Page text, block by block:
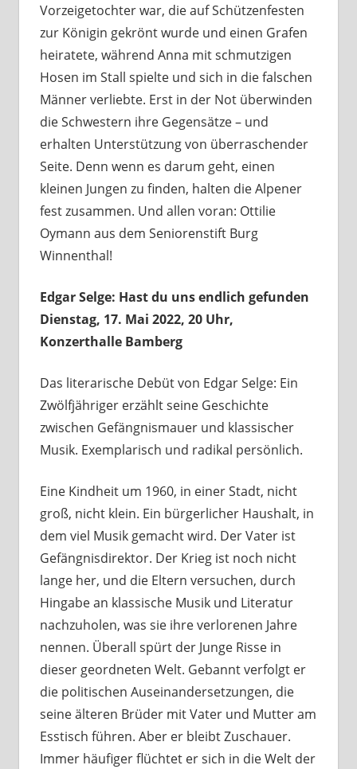
Vorzeigetochter war, die auf Schützenfesten
zur Königin gekrönt wurde und einen Grafen
heiratete, während Anna mit schmutzigen
Hosen im Stall spielte und sich in die falschen
Männer verliebte. Erst in der Not überwinden
die Schwestern ihre Gegensätze – und
erhalten Unterstützung von überraschender
Seite. Denn wenn es darum geht, einen
kleinen Jungen zu finden, halten die Alpener
fest zusammen. Und allen voran: Ottilie
Oymann aus dem Seniorenstift Burg
Winnenthal!
Edgar Selge: Hast du uns endlich gefunden
Dienstag, 17. Mai 2022, 20 Uhr,
Konzerthalle Bamberg
Das literarische Debüt von Edgar Selge: Ein
Zwölfjähriger erzählt seine Geschichte
zwischen Gefängnismauer und klassischer
Musik. Exemplarisch und radikal persönlich.
Eine Kindheit um 1960, in einer Stadt, nicht
groß, nicht klein. Ein bürgerlicher Haushalt, in
dem viel Musik gemacht wird. Der Vater ist
Gefängnisdirektor. Der Krieg ist noch nicht
lange her, und die Eltern versuchen, durch
Hingabe an klassische Musik und Literatur
nachzuholen, was sie ihre verlorenen Jahre
nennen. Überall spürt der Junge Risse in
dieser geordneten Welt. Gebannt verfolgt er
die politischen Auseinandersetzungen, die
seine älteren Brüder mit Vater und Mutter am
Esstisch führen. Aber er bleibt Zuschauer.
Immer häufiger flüchtet er sich in die Welt der